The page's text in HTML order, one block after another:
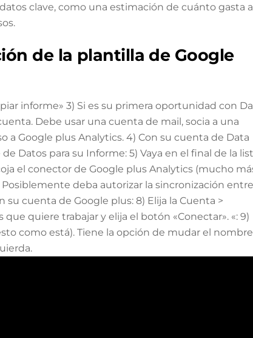
clave, como una estimación de cuánto gasta
de la plantilla de Google
informe» 3) Si es su primera oportunidad con
Debe usar una cuenta de mail, socia a una
a Google plus Analytics. 4) Con su cuenta de Data
Datos para su Informe: 5) Vaya en el final de la
el conector de Google plus Analytics (mucho
deba autorizar la sincronización entre
cuenta de Google plus: 8) Elija la Cuenta >
quiere trabajar y elija el botón «Conectar». «: 9)
como está). Tiene la opción de mudar el nombre